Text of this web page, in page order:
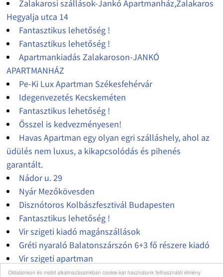
Oldalainkon és mobil alkalmazásainkban cookie-kat használunk felhasználói élmény
Zalakarosi szállások-Jankó Apartmanház,Zalakaros
Hegyalja utca 14
Fantasztikus lehetőség !
Fantasztikus lehetőség !
Apartmankiadás Zalakaroson-JANKÓ
APARTMANHÁZ
Pe-Ki Lux Apartman Székesfehérvár
Idegenvezetés Kecskeméten
Fantasztikus lehetőség !
Ősszel is kedvezményesen!
Havas Apartman egy olyan egri szálláshely, ahol az
üdülés nem luxus, a kikapcsolódás és pihenés
garantált.
Nádor u. 29
Nyár Mezőkövesden
Disznótoros Kolbászfesztivál Budapesten
Fantasztikus lehetőség !
Vir szigeti kiadó magánszállások
Gréti nyaraló Balatonszárszón 6+3 fő részere kiadó
Vir szigeti apartman
Kiadó 4 fős apartman Dubrovnik központjában,150